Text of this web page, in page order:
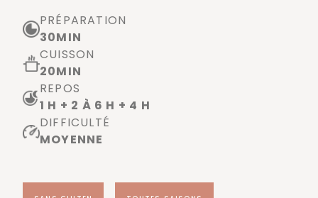
PRÉPARATION
30MIN
CUISSON
20MIN
REPOS
1 H + 2 À 6 H + 4 H
DIFFICULTÉ
MOYENNE